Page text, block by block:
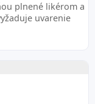
plnené likérom a
uvarenie